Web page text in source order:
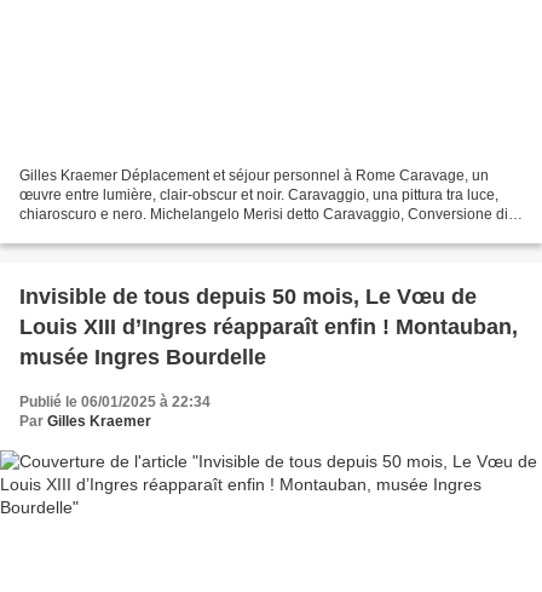
Gilles Kraemer Déplacement et séjour personnel à Rome Caravage, un
œuvre entre lumière, clair-obscur et noir. Caravaggio, una pittura tra luce,
chiaroscuro e nero. Michelangelo Merisi detto Caravaggio, Conversione di
Invisible de tous depuis 50 mois, Le Vœu de
Louis XIII d’Ingres réapparaît enfin ! Montauban,
musée Ingres Bourdelle
Publié le 06/01/2025 à 22:34
Par Gilles Kraemer